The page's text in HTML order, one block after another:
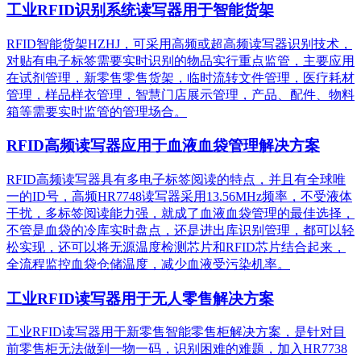
工业RFID识别系统读写器用于智能货架
RFID智能货架HZHJ，可采用高频或超高频读写器识别技术，
对贴有电子标签需要实时识别的物品实行重点监管，主要应用
在试剂管理，新零售零售货架，临时流转文件管理，医疗耗材
管理，样品样衣管理，智慧门店展示管理，产品、配件、物料
箱等需要实时监管的管理场合。
RFID高频读写器应用于血液血袋管理解决方案
RFID高频读写器具有多电子标签阅读的特点，并且有全球唯
一的ID号，高频HR7748读写器采用13.56MHz频率，不受液体
干扰，多标签阅读能力强，就成了血液血袋管理的最佳选择，
不管是血袋的冷库实时盘点，还是进出库识别管理，都可以轻
松实现，还可以将无源温度检测芯片和RFID芯片结合起来，
全流程监控血袋仓储温度，减少血液受污染机率。
工业RFID读写器用于无人零售解决方案
工业RFID读写器用于新零售智能零售柜解决方案，是针对目
前零售柜无法做到一物一码，识别困难的难题，加入HR7738